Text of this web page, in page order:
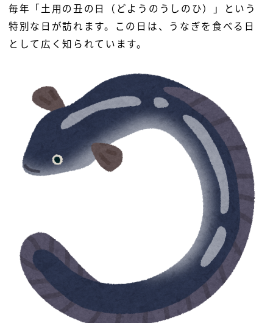
毎年「土用の丑の日（どようのうしのひ）」という
特別な日が訪れます。この日は、うなぎを食べる日
として広く知られています。